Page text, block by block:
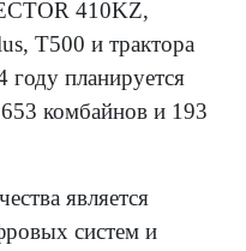
410KZ,
T500 и трактора
планируется
комбайнов и 193
является
систем и